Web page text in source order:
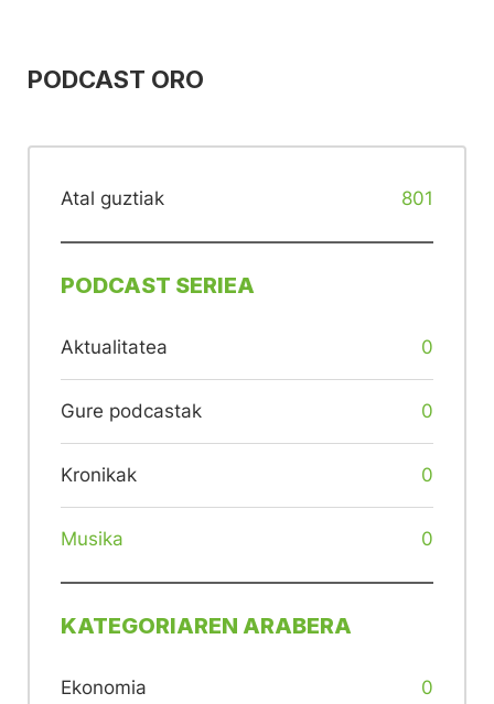
PODCAST ORO
Atal guztiak 801
PODCAST SERIEA
Aktualitatea 0
Gure podcastak 0
Kronikak 0
Musika 0
KATEGORIAREN ARABERA
Ekonomia 0